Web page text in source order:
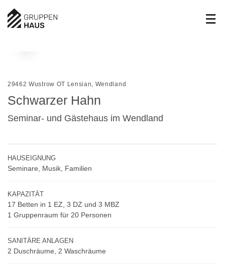
29462 Wustrow OT Lensian, Wendland
Schwarzer Hahn
Seminar- und Gästehaus im Wendland
HAUSEIGNUNG
Seminare, Musik, Familien
KAPAZITÄT
17 Betten in 1 EZ, 3 DZ und 3 MBZ
1 Gruppenraum für 20 Personen
SANITÄRE ANLAGEN
2 Duschräume, 2 Waschräume